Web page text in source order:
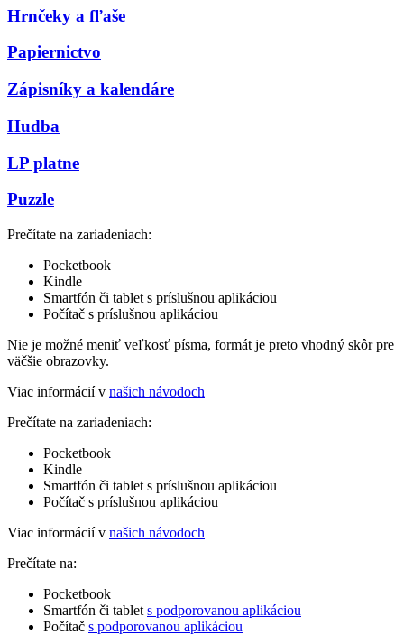
Hrnčeky a fľaše
Papiernictvo
Zápisníky a kalendáre
Hudba
LP platne
Puzzle
Prečítate na zariadeniach:
Pocketbook
Kindle
Smartfón či tablet s príslušnou aplikáciou
Počítač s príslušnou aplikáciou
Nie je možné meniť veľkosť písma, formát je preto vhodný skôr pre
väčšie obrazovky.
Viac informácií v našich návodoch
Prečítate na zariadeniach:
Pocketbook
Kindle
Smartfón či tablet s príslušnou aplikáciou
Počítač s príslušnou aplikáciou
Viac informácií v našich návodoch
Prečítate na:
Pocketbook
Smartfón či tablet s podporovanou aplikáciou
Počítač s podporovanou aplikáciou